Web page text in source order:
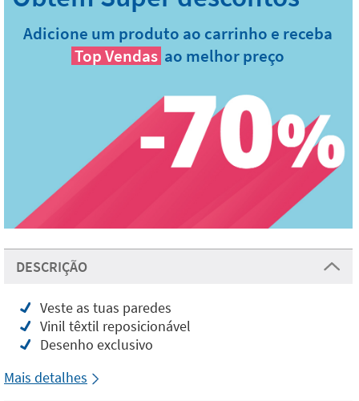
Adicione um produto ao carrinho e receba
Top Vendas ao melhor preço
DESCRIÇÃO
Veste as tuas paredes
Vinil têxtil reposicionável
Desenho exclusivo
Mais detalhes